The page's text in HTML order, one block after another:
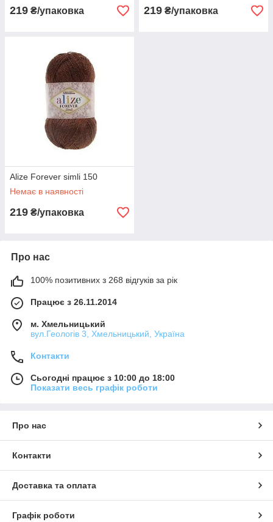
219 ₴/упаковка 219 ₴/упаковка
Alize Forever simli 150
Немає в наявності
219 ₴/упаковка
Про нас
100% позитивних з 268 відгуків за рік
Працює з 26.11.2014
м. Хмельницький
вул.Геологів 3, Хмельницький, Україна
Контакти
Сьогодні працює з 10:00 до 18:00
Показати весь графік роботи
Про нас
Контакти
Доставка та оплата
Графік роботи